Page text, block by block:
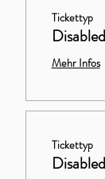
Tickettyp
Mehr Infos
Tickettyp